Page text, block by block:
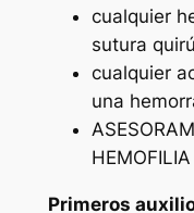
cualquier
sutura
cualquier
una
HEMOFILIA
Primeros